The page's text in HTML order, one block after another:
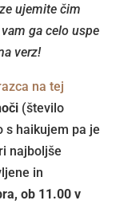
ujemite čim
ga celo uspe
verz!
na tej
(število
s haikujem pa je
najboljše
in
ob 11.00 v